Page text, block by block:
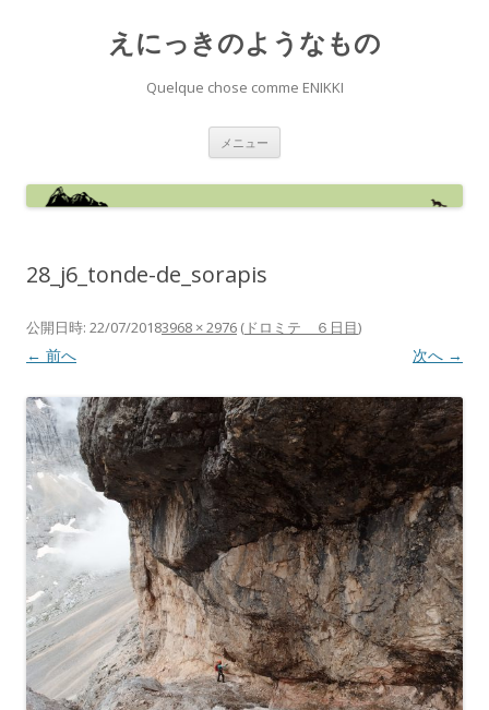
えにっきのようなもの
Quelque chose comme ENIKKI
メニュー
ン
へ
28_j6_tonde-de_sorapis
公開日時: 22/07/20183968 × 2976 ( ドロミテ ６日目)
← 前へ 次へ →